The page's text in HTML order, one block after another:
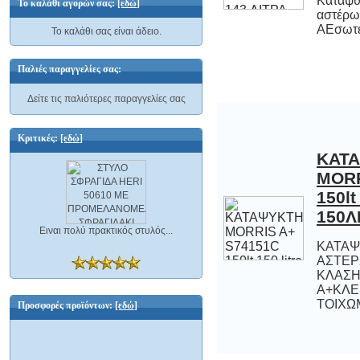
Το καλάθι αγορών σας:[εδώ]
Το καλάθι σας είναι άδειο.
Παλιές παραγγελίες σας:
Δείτε τις παλιότερες παραγγελίες σας
Κριτικές:[εδώ]
Ειναι πολύ πρακτικός στυλός...
Προσφορές προϊόντων:[εδώ]